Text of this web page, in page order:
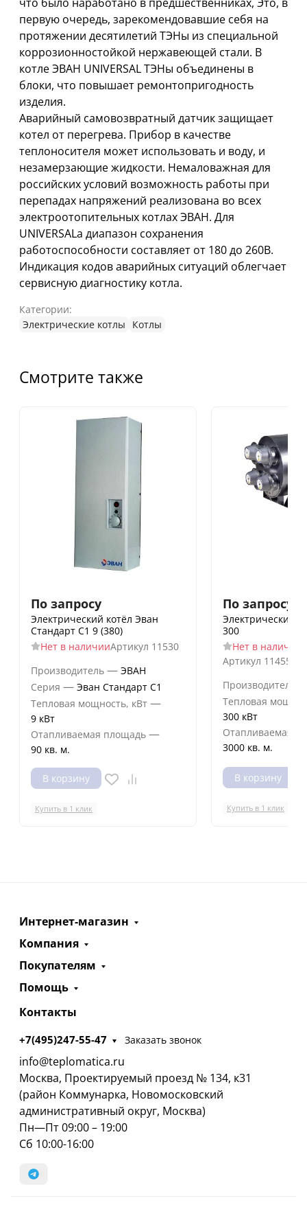
что было наработано в предшественниках, Это, в
первую очередь, зарекомендовавшие себя на
протяжении десятилетий ТЭНы из специальной
коррозионностойкой нержавеющей стали. В
котле ЭВАН UNIVERSAL ТЭНы объединены в
блоки, что повышает ремонтопригодность
изделия.
Аварийный самовозвратный датчик защищает
котел от перегрева. Прибор в качестве
теплоносителя может использовать и воду, и
незамерзающие жидкости. Немаловажная для
российских условий возможность работы при
перепадах напряжений реализована во всех
электроотопительных котлах ЭВАН. Для
UNIVERSALа диапазон сохранения
работоспособности составляет от 180 до 260В.
Индикация кодов аварийных ситуаций облегчает
сервисную диагностику котла.
Категории:
Электрические котлы
Котлы
Смотрите также
По запросу
Электрический котёл Эван
Стандарт С1 9 (380)
Нет в наличииАртикул 11530
Производитель — ЭВАН
Серия — Эван Стандарт С1
Тепловая мощность, кВт —
9 кВт
Отапливаемая площадь —
90 кв. м.
В корзину
Купить в 1 клик
По запросу
Электрический
300
Нет в наличии
Артикул 11455id
Производитель
Тепловая
300 кВт
Отапливаемая
3000 кв. м.
В корзину
Купить в 1 клик
Интернет-магазин
Компания
Покупателям
Помощь
Контакты
+7(495)247-55-47 Заказать звонок
info@teplomatica.ru
Москва, Проектируемый проезд № 134, к31
(район Коммунарка, Новомосковский
административный округ, Москва)
Пн—Пт 09:00 – 19:00
Сб 10:00-16:00